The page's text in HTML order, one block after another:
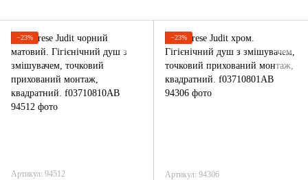
−23%
Артикул: 94512
−23%
Артикул: 94306